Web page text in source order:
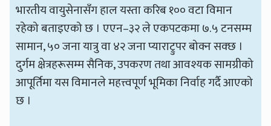
भारतीय वायुसेनासँग हाल यस्ता करिब १०० वटा विमान
रहेको बताइएको छ । एएन–३२ ले एकपटकमा ७.५ टनसम्म
सामान, ५० जना यात्रु वा ४२ जना प्याराट्रुपर बोक्न सक्छ ।
दुर्गम क्षेत्रहरूसम्म सैनिक, उपकरण तथा आवश्यक सामग्रीको
आपूर्तिमा यस विमानले महत्त्वपूर्ण भूमिका निर्वाह गर्दै आएको
छ ।